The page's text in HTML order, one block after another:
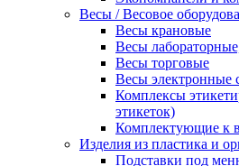
Весы / Весовое
Весы крановые
Весы
Весы торговые
Весы электронные
Комплексы
этикеток)
Комплектующие к
Изделия из пластика и
Подставки под